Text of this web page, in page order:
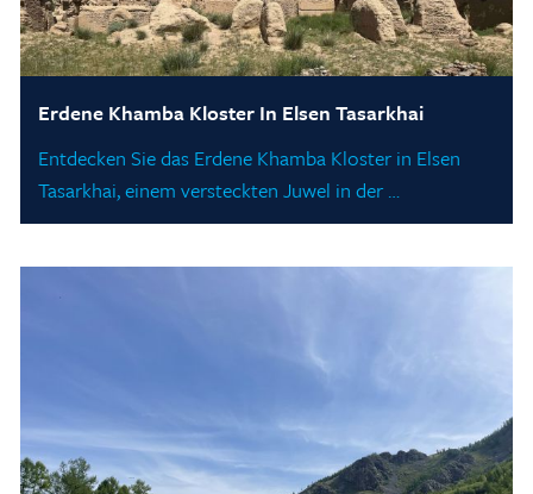
Erdene Khamba Kloster In Elsen Tasarkhai
Entdecken Sie das Erdene Khamba Kloster in Elsen
Tasarkhai, einem versteckten Juwel in der …